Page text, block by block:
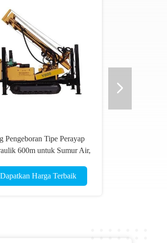
Pengeboran Tipe Perayap
600m untuk Sumur Air,
Dapatkan Harga Terbaik